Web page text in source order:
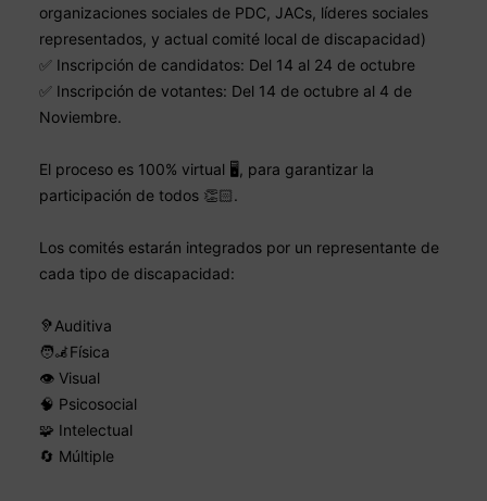
organizaciones sociales de PDC, JACs, líderes sociales
representados, y actual comité local de discapacidad)
✅ Inscripción de candidatos: Del 14 al 24 de octubre
✅ Inscripción de votantes: Del 14 de octubre al 4 de
Noviembre.
El proceso es 100% virtual 🖥️, para garantizar la
participación de todos 👏🏻.
Los comités estarán integrados por un representante de
cada tipo de discapacidad:
🦻Auditiva
🧑‍🦼Física
👁️ Visual
🧠 Psicosocial
🧩 Intelectual
🔄 Múltiple